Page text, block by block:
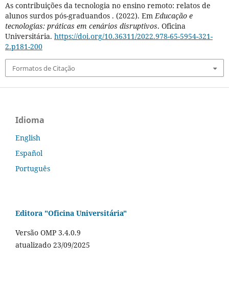
As contribuições da tecnologia no ensino remoto: relatos de
alunos surdos pós-graduandos . (2022). EmEducação e
tecnologias: práticas em cenários disruptivos. Oficina
Universitária. https://doi.org/10.36311/2022.978-65-5954-321-
2.p181-200
Formatos de Citação
Idioma
English
Español
Português
Editora "Oficina Universitária"
Versão OMP 3.4.0.9
atualizado 23/09/2025